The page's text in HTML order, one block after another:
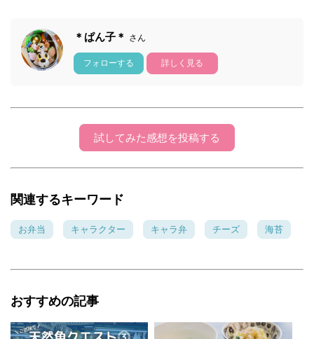
＊ぱん子＊ さん
フォローする 詳しく見る
試してみた感想を投稿する
関連するキーワード
お弁当 キャラクター キャラ弁 チーズ 海苔
おすすめの記事